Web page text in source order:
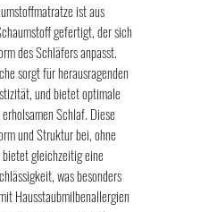
ist aus
gefertigt, der sich
des Schläfers anpasst.
sorgt für herausragenden
und bietet optimale
Schlaf. Diese
und Struktur bei, ohne
gleichzeitig eine
was besonders
Hausstaubmilbenallergien